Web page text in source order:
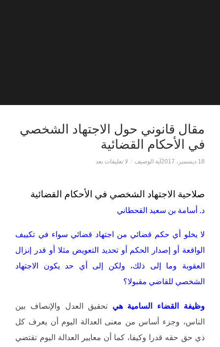
مقال قانوني حول الاجتهاد الشخصي
في الأحكام القضائية
18 ديسمبر، 2017 آية الوصيف / لا تعليقات بعد
صلاحية الاجتهاد الشخصي في الأحكام القضائية
د. أسامة بن سعيد القحطاني
لا يخلو أي حكم قضائي من اجتهاد قضائي سواء في تكييف
الواقعة أو إصدار الحكم أو تحديد التعويض مثلا أو قدر إنزال
العقوبة وما إلى ذلك، ولكن إلى أي حد يكون الاجتهاد
الشخصي للقاضي مقبولا؟
وظيفة القضاء السامية هي تحقيق العدل والإنصاف بين
الناس، وجزء أساس من معنى العدالة اليوم أن يعرف كل
ذي حق حقه قدرا وكيفا، كما أن معايير العدالة اليوم تقتضي